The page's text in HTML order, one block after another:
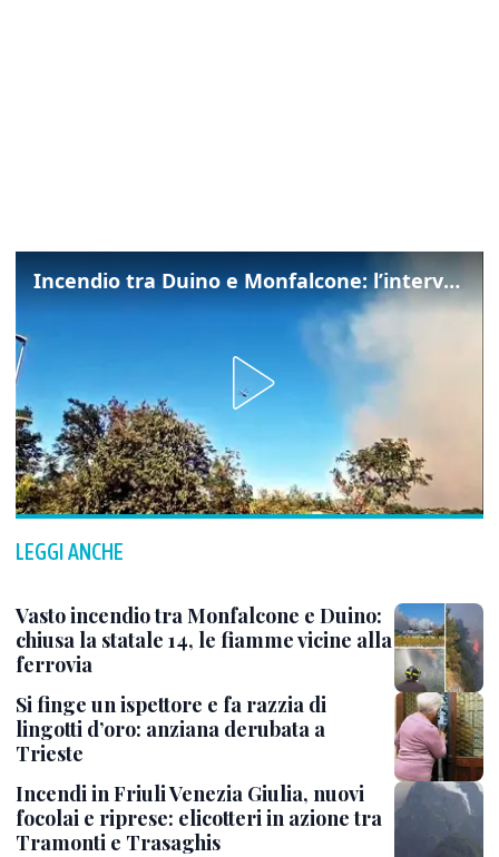
Incendio tra Duino e Monfalcone: l’intervento dei vigili del fuoco
LEGGI ANCHE
Vasto incendio tra Monfalcone e Duino:
chiusa la statale 14, le fiamme vicine alla
ferrovia
Si finge un ispettore e fa razzia di
lingotti d’oro: anziana derubata a
Trieste
Incendi in Friuli Venezia Giulia, nuovi
focolai e riprese: elicotteri in azione tra
Tramonti e Trasaghis